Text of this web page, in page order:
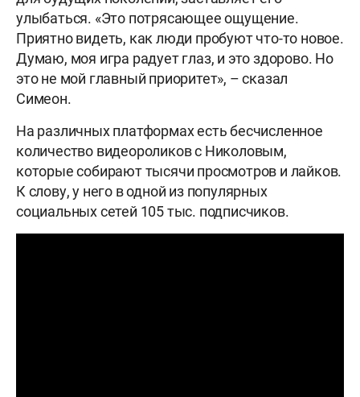
улыбаться. «Это потрясающее ощущение.
Приятно видеть, как люди пробуют что-то новое.
Думаю, моя игра радует глаз, и это здорово. Но
это не мой главный приоритет», – сказал
Симеон.
На различных платформах есть бесчисленное
количество видеороликов с Николовым,
которые собирают тысячи просмотров и лайков.
К слову, у него в одной из популярных
социальных сетей 105 тыс. подписчиков.